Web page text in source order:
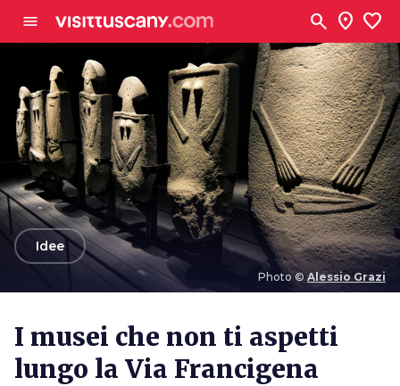
menu search location_on favorite
Photo © Alessio Grazi
arrow_backIdee
I musei che non ti aspetti
lungo la Via Francigena